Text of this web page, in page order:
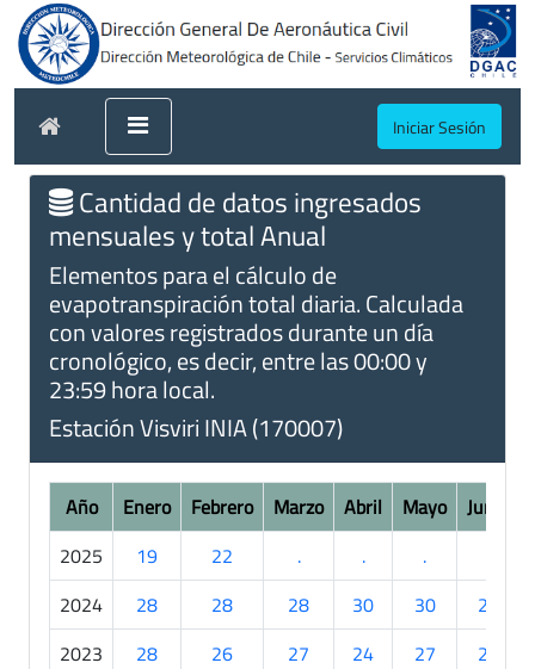
Iniciar Sesión
Cantidad de datos ingresados
mensuales y total Anual
Elementos para el cálculo de
evapotranspiración total diaria. Calculada
con valores registrados durante un día
cronológico, es decir, entre las 00:00 y
23:59 hora local.
Estación Visviri INIA (170007)
Año Enero Febrero Marzo Abril Mayo Junio
2025
19 22 . . .
2024
28 28 28 30 30
28
2023
28 26 27 24 27
29